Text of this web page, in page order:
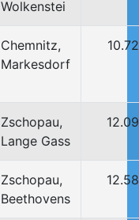
Wolkenstei
Chemnitz,
Markesdorf
Zschopau,
Lange Gass
Zschopau,
Beethovens